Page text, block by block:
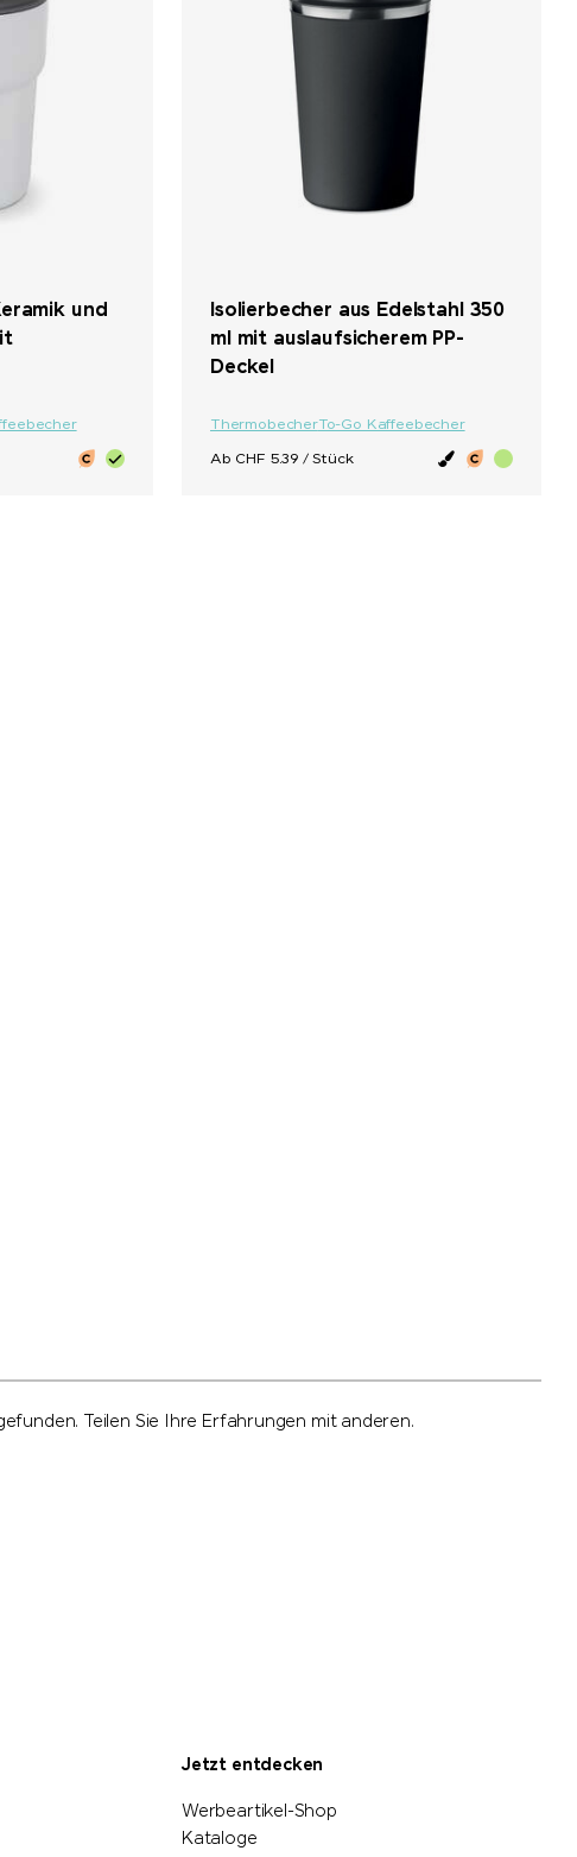
und
Isolierbecher aus Edelstahl 350
ml mit auslaufsicherem PP-
Deckel
ThermobecherTo-Go Kaffeebecher
Ab CHF 5.39 / Stück
Teilen Sie Ihre Erfahrungen mit anderen.
Jetzt entdecken
Werbeartikel-Shop
Kataloge